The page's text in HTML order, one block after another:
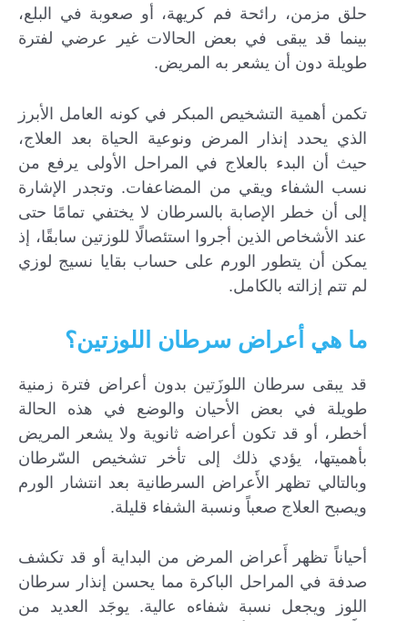
حلق مزمن، رائحة فم كريهة، أو صعوبة في البلع،
بينما قد يبقى في بعض الحالات غير عرضي لفترة
طويلة دون أن يشعر به المريض.
تكمن أهمية التشخيص المبكر في كونه العامل الأبرز
الذي يحدد إنذار المرض ونوعية الحياة بعد العلاج،
حيث أن البدء بالعلاج في المراحل الأولى يرفع من
نسب الشفاء ويقي من المضاعفات. وتجدر الإشارة
إلى أن خطر الإصابة بالسرطان لا يختفي تمامًا حتى
عند الأشخاص الذين أجروا استئصالًا للوزتين سابقًا، إذ
يمكن أن يتطور الورم على حساب بقايا نسيج لوزي
لم تتم إزالته بالكامل.
ما هي أعراض سرطان اللوزتين؟
قد يبقى سرطان اللوزَتين بدون أعراض فترة زمنية
طويلة في بعض الأحيان والوضع في هذه الحالة
أخطر، أو قد تكون أعراضه ثانوية ولا يشعر المريض
بأهميتها، يؤدي ذلك إلى تأخر تشخيص السّرطان
وبالتالي تظهر الأَعراض السرطانية بعد انتشار الورم
ويصبح العلاج صعباً ونسبة الشفاء قليلة.
أحياناً تظهر أَعراض المرض من البداية أو قد تكشف
صدفة في المراحل الباكرة مما يحسن إنذار سرطان
اللوز ويجعل نسبة شفاءه عالية. يوجَد العديد من